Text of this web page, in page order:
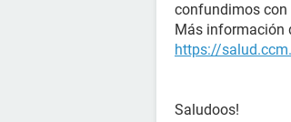
confundimos con
Más información
https://
Saludoos!